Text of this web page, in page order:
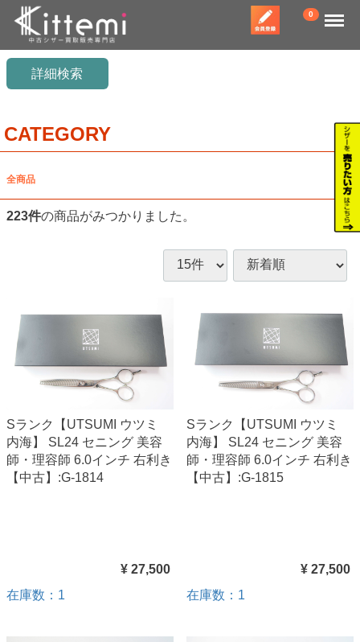
0 Menu
詳細検索
CATEGORY
全商品
223件の商品がみつかりました。
Sランク【UTSUMI ウツミ
内海】 SL24 セニング 美容
師・理容師 6.0インチ 右利き
【中古】:G-1814
¥ 27,500
在庫数：1
Sランク【UTSUMI ウツミ
内海】 SL24 セニング 美容
師・理容師 6.0インチ 右利き
【中古】:G-1815
¥ 27,500
在庫数：1